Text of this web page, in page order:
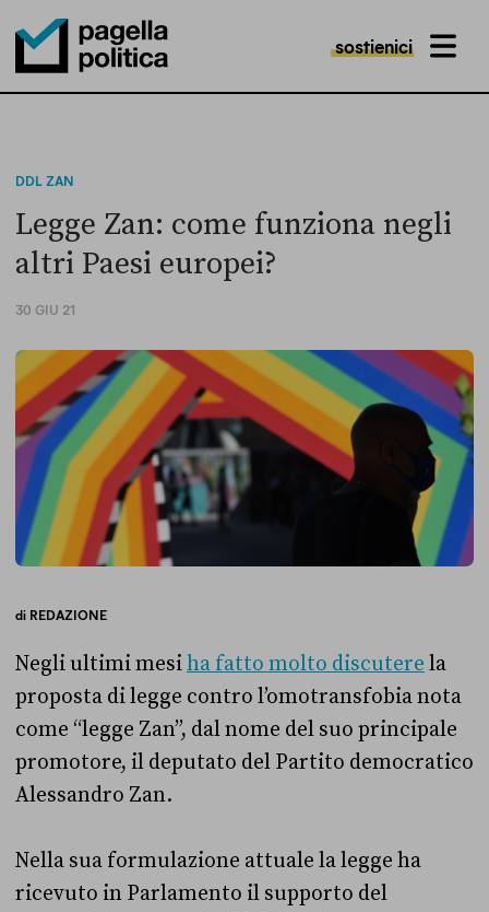
Pagella Politica Logo
sostienici MENU
DDL ZAN
Legge Zan: come funziona negli
altri Paesi europei?
30 GIU 21
di REDAZIONE
Negli ultimi mesiha fatto molto discutere la
proposta di legge contro l’omotransfobia nota
come “legge Zan”, dal nome del suo principale
promotore, il deputato del Partito democratico
Alessandro Zan.
Nella sua formulazione attuale la legge ha
ricevuto in Parlamento il supporto del